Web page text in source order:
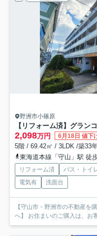
野洲市小篠原
【リフォーム済】グラン
2,098万円 6月18日 値下
5階 / 69.42㎡ / 3LDK /築33
東海道本線「守山」駅 徒
リフォーム済 バス・トイ
電気有
洗面台
【守山市・野洲市の不動産を
へ】 お住まいのご購入は、お